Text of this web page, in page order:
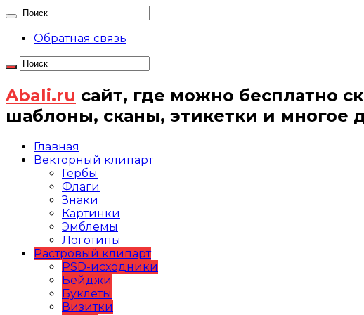
Обратная связь
Abali.ru сайт, где можно бесплатно
шаблоны, сканы, этикетки и многое
Главная
Векторный клипарт
Гербы
Флаги
Знаки
Картинки
Эмблемы
Логотипы
Растровый клипарт
PSD-исходники
Бейджи
Буклеты
Визитки